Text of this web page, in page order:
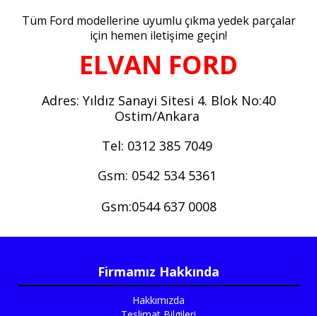
Tüm Ford modellerine uyumlu çıkma yedek parçalar
için hemen iletişime geçin!
ELVAN FORD
Adres: Yıldız Sanayi Sitesi 4. Blok No:40
Ostim/Ankara
Tel: 0312 385 7049
Gsm: 0542 534 5361
Gsm:0544 637 0008
Firmamız Hakkında
Hakkımızda